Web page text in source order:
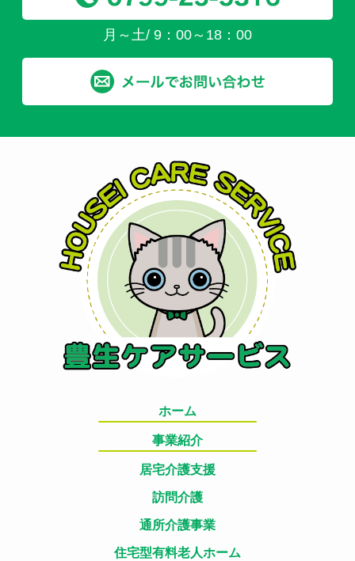
月～土/ 9：00～18：00
ホーム
事業紹介
居宅介護支援
訪問介護
通所介護事業
住宅型有料老人ホーム